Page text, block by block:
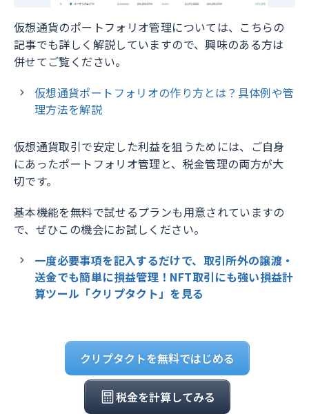
仮想通貨のポートフォリオ管理については、こちらの
記事でも詳しく解説していますので、興味のある方は
併せてご覧ください。
仮想通貨ポートフォリオの作り方とは？具体例や管
理方法を解説
仮想通貨取引で安定した利益を狙うためには、ご自身
にあったポートフォリオ管理と、税金管理の両方が大
切です。
基本機能を無料で試せるプランも用意されていますの
で、ぜひこの機会にお試しください。
一度必要事項を記入するだけで、取引所外の譲渡・
送金でも簡単に損益管理！NFT取引にも強い損益計
算ツール「クリプタクト」を見る
クリプタクトを無料ではじめる
税金を計算してみる